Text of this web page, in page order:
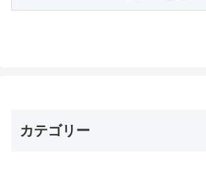
カテゴリー